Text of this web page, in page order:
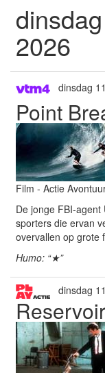
2026
dinsdag
Point
Film - Actie
De jonge FBI-
sporters die ervan
overvallen op grote
Humo: “★”
dinsdag